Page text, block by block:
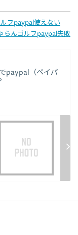
フpaypal使えない
らんゴルフpaypal失敗
paypal（ペイパ